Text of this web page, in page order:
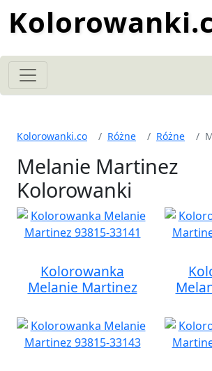
Kolorowanki.co Różne Różne
Melanie Martinez
Kolorowanki
Kolorowanka
Melanie Martinez